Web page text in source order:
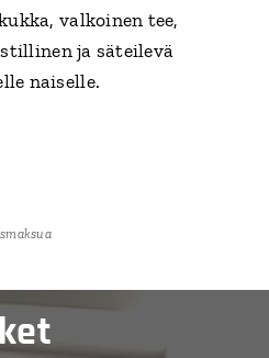
valkoinen tee,
ja säteilevä
naiselle.​